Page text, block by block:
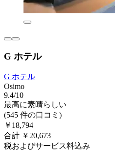
G ホテル
G ホテル
Osimo
9.4/10
最高に素晴らしい
(545 件の口コミ)
￥18,794
合計 ￥20,673
税およびサービス料込み